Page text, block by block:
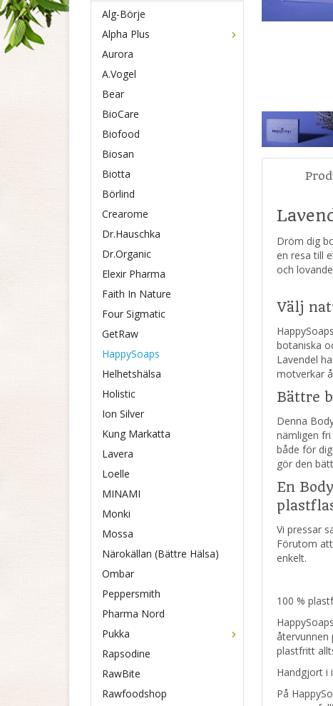
Alg-Börje
Alpha Plus
Aurora
A.Vogel
Bear
BioCare
Biofood
Biosan
Biotta
Börlind
Crearome
Dr.Hauschka
Dr.Organic
Elexir Pharma
Faith In Nature
Four Sigmatic
GetRaw
HappySoaps
Helhetshälsa
Holistic
Ion Silver
Kung Markatta
Lavera
Loelle
MINAMI
Monki
Mossa
Närokällan (Bättre Hälsa)
Ombar
Peppersmith
Pharma Nord
Pukka
Rapsodine
RawBite
Rawfoodshop
Dröm dig
en resa till
och
Välj
botaniska
Lavendel
motverkar
Bättre
Denna
nämligen
både för
gör den
En
Vi pressar
Förutom
enkelt.
100 %
återvunnen
plastfritt
Handgjort i
På